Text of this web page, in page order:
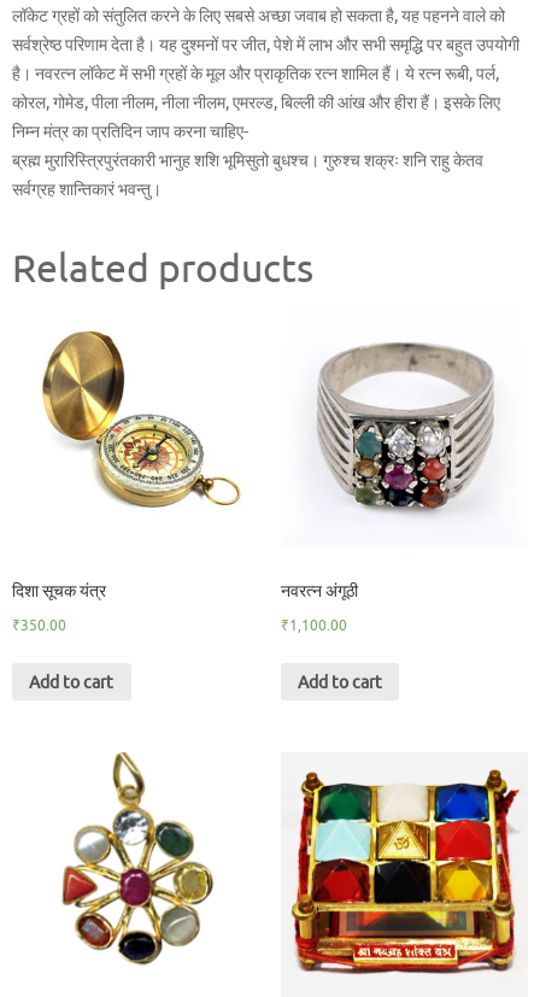
लॉकेट ग्रहों को संतुलित करने के लिए सबसे अच्छा जवाब हो सकता है, यह पहनने वाले को
सर्वश्रेष्ठ परिणाम देता है। यह दुश्मनों पर जीत, पेशे में लाभ और सभी समृद्धि पर बहुत उपयोगी
है। नवरत्न लॉकेट में सभी ग्रहों के मूल और प्राकृतिक रत्न शामिल हैं। ये रत्न रूबी, पर्ल,
कोरल, गोमेड, पीला नीलम, नीला नीलम, एमरल्ड, बिल्ली की आंख और हीरा हैं। इसके लिए
निम्न मंत्र का प्रतिदिन जाप करना चाहिए-
ब्रह्म मुरारिस्त्रिपुरंतकारी भानुह शशि भूमिसुतो बुधश्च। गुरुश्च शक्रः शनि राहु केतव
सर्वग्रह शान्तिकारं भवन्तु।
Related products
दिशा सूचक यंत्र
₹350.00
Add to cart
नवरत्न अंगूठी
₹1,100.00
Add to cart